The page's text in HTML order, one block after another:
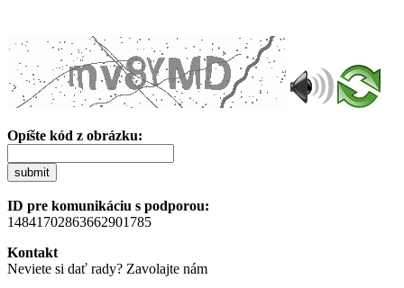
Opíšte kód z obrázku:
submit
ID pre komunikáciu s podporou:
14841702863662901785
Kontakt
Neviete si dať rady? Zavolajte nám